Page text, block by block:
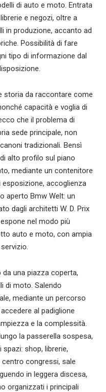
di auto e moto. Entrata
e negozi, oltre a
in produzione, accanto ad
Possibilità di fare
tipo di informazione dal
storia da raccontare come
capacità e voglia di
che il problema di
sede principale, non
tradizionali. Bensì
alto profilo sul piano
mediante un contenitore
accoglienza
aperto Bmw Welt: un
dagli architetti W. D. Prix
nel modo più
auto e moto, con ampia
da una piazza coperta,
di moto. Salendo
mediante un percorso
al padiglione
e la complessità.
la passerella sospesa,
shop, librerie,
congressi, sale
in leggera discesa,
organizzati i principali